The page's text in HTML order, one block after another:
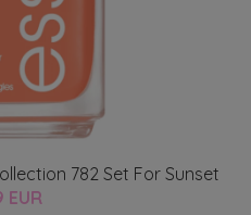
782 Set For Sunset
EUR